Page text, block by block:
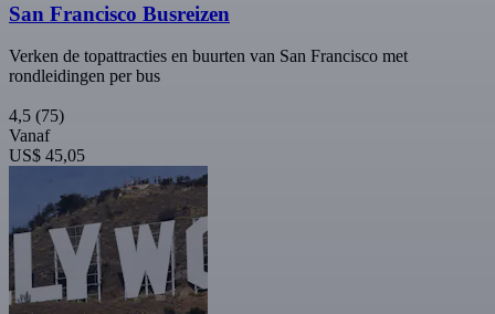
San Francisco Busreizen
Verken de topattracties en buurten van San Francisco met
rondleidingen per bus
4,5 (75)
Vanaf
US$ 45,05